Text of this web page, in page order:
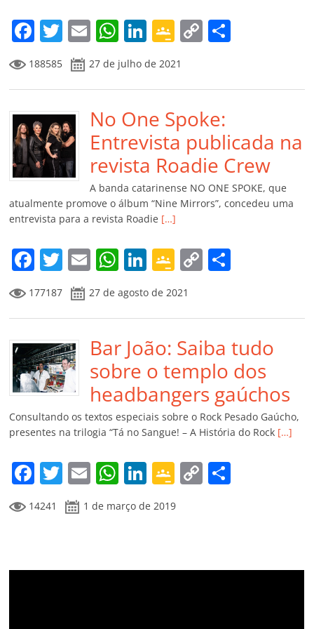
m
F
a
c
e
b
o
o
k
T
w
itt
er
E
m
ai
l
W
h
at
s
A
p
p
Li
n
k
e
dI
n
G
o
o
gl
e
Cl
a
ss
ro
o
m
C
y
Li
n
k
p
til
h
ar
188585 27 de julho de 2021
No One Spoke:
Entrevista publicada na
revista Roadie Crew
A banda catarinense NO ONE SPOKE, que
atualmente promove o álbum “Nine Mirrors”, concedeu uma
entrevista para a revista Roadie […]
F
a
c
e
b
o
o
k
T
w
itt
er
E
m
ai
l
W
at
s
A
p
p
Li
n
k
e
dI
n
G
o
o
gl
e
Cl
a
ss
ro
o
m
C
y
Li
n
k
p
ar
til
h
ar
177187 27 de agosto de 2021
Bar João: Saiba tudo
sobre o templo dos
headbangers gaúchos
Consultando os textos especiais sobre o Rock Pesado Gaúcho,
presentes na trilogia “Tá no Sangue! – A História do Rock […]
F
a
c
b
T
w
itt
E
m
ai
W
at
A
Li
n
k
dI
G
o
o
e
C
Li ar
14241 1 de março de 2019